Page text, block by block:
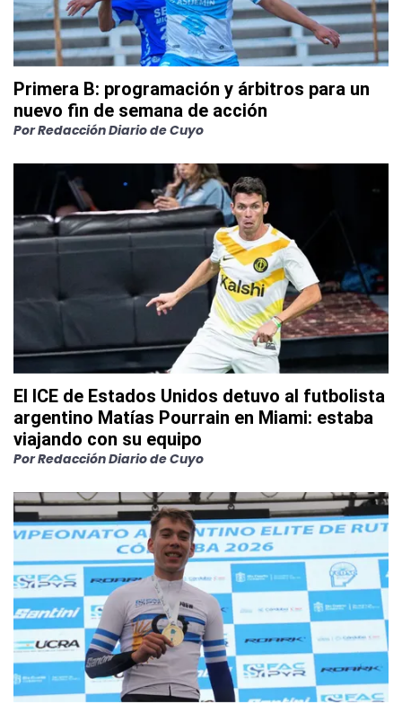
Primera B: programación y árbitros para un
nuevo fin de semana de acción
PorRedacción Diario de Cuyo
El ICE de Estados Unidos detuvo al futbolista
argentino Matías Pourrain en Miami: estaba
viajando con su equipo
PorRedacción Diario de Cuyo